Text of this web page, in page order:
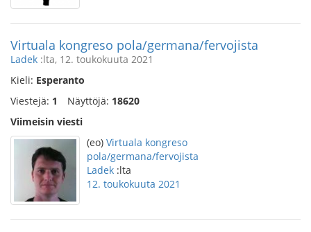
Virtuala kongreso pola/germana/fervojista
Ladek :lta, 12. toukokuuta 2021
Kieli: Esperanto
Viestejä: 1 Näyttöjä: 18620
Viimeisin viesti
(eo) Virtuala kongreso
pola/germana/fervojista
Ladek :lta
12. toukokuuta 2021